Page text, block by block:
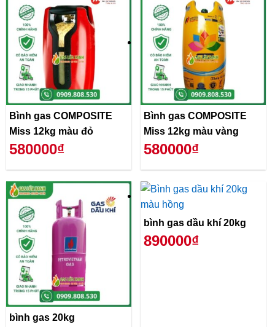
Bình gas COMPOSITE
Miss 12kg màu đỏ
580000₫
Bình gas COMPOSITE
Miss 12kg màu vàng
580000₫
bình gas 20kg
bình gas dầu khí 20kg
890000₫